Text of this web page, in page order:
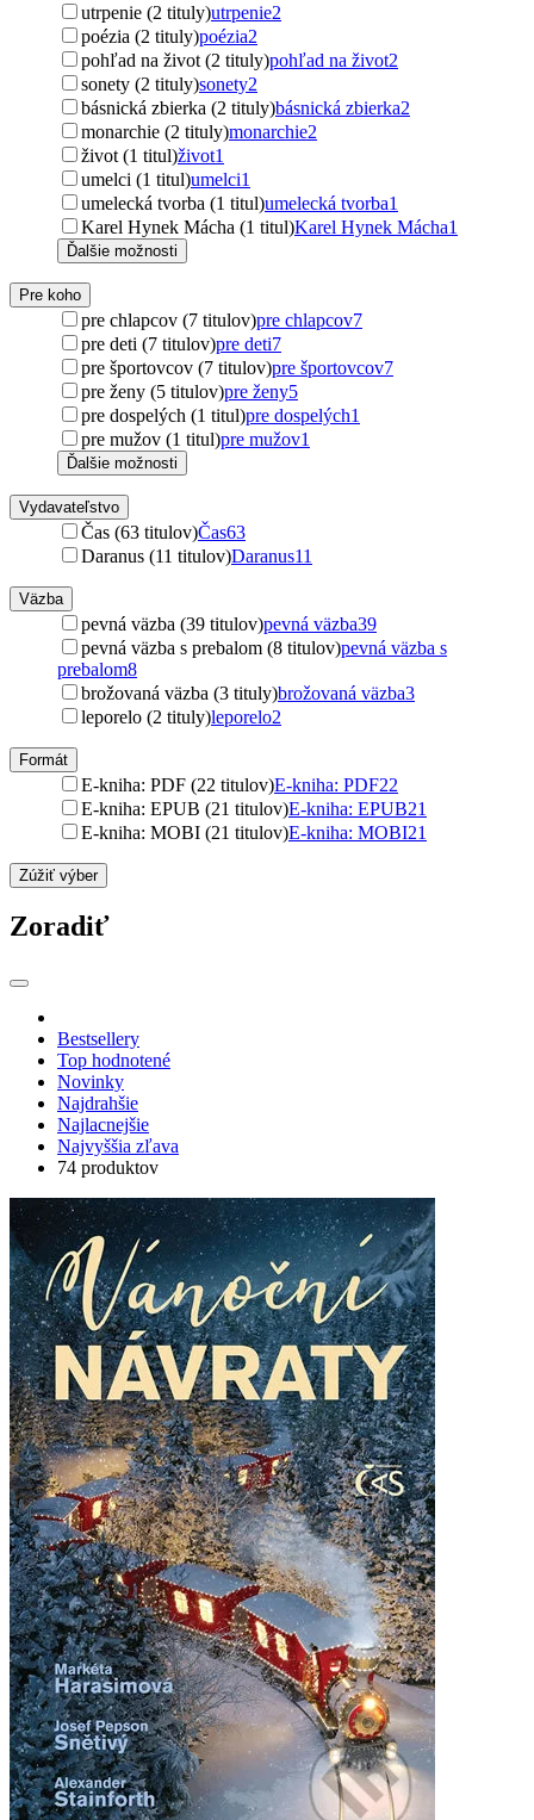
utrpenie (2 tituly)utrpenie2
poézia (2 tituly)poézia2
pohľad na život (2 tituly)pohľad na život2
sonety (2 tituly)sonety2
básnická zbierka (2 tituly)básnická zbierka2
monarchie (2 tituly)monarchie2
život (1 titul)život1
umelci (1 titul)umelci1
umelecká tvorba (1 titul)umelecká tvorba1
Karel Hynek Mácha (1 titul)Karel Hynek Mácha1
Ďalšie možnosti
Pre koho
pre chlapcov (7 titulov)pre chlapcov7
pre deti (7 titulov)pre deti7
pre športovcov (7 titulov)pre športovcov7
pre ženy (5 titulov)pre ženy5
pre dospelých (1 titul)pre dospelých1
pre mužov (1 titul)pre mužov1
Ďalšie možnosti
Vydavateľstvo
Čas (63 titulov)Čas63
Daranus (11 titulov)Daranus11
Väzba
pevná väzba (39 titulov)pevná väzba39
pevná väzba s prebalom (8 titulov)pevná väzba s
prebalom8
brožovaná väzba (3 tituly)brožovaná väzba3
leporelo (2 tituly)leporelo2
Formát
E-kniha: PDF (22 titulov)E-kniha: PDF22
E-kniha: EPUB (21 titulov)E-kniha: EPUB21
E-kniha: MOBI (21 titulov)E-kniha: MOBI21
Zúžiť výber
Zoradiť
Bestsellery
Top hodnotené
Novinky
Najdrahšie
Najlacnejšie
Najvyššia zľava
74 produktov